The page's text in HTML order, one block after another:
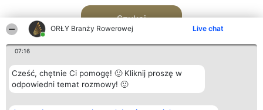
ORŁY Branży Rowerowej Live chat
07:16
Cześć, chętnie Ci pomogę! 🙂 Kliknij proszę w
odpowiedni temat rozmowy! 🙂
Szukaj
Organizator plebiscytu Plebiscyt Kontakt